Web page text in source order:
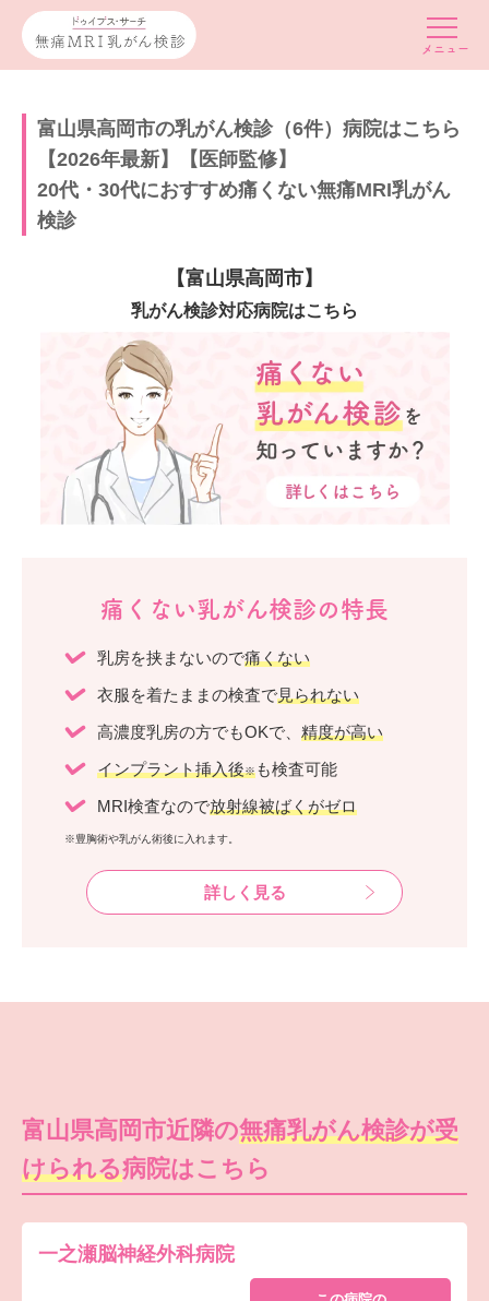
富山県高岡市の乳がん検診（6件）病院はこちら
【2026年最新】【医師監修】
20代・30代におすすめ痛くない無痛MRI乳がん
検診
【富山県高岡市】
乳がん検診対応病院はこちら
痛くない乳がん検診の特長
乳房を挟まないので痛くない
衣服を着たままの検査で見られない
高濃度乳房の方でもOKで、 精度が高い
インプラント挿入後※ も検査可能
MRI検査なので放射線被ばくがゼロ
※豊胸術や乳がん術後に入れます。
詳しく見る
富山県高岡市近隣の無痛乳がん検診が受
けられる病院はこちら
一之瀬脳神経外科病院